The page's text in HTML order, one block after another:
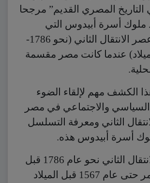
المصري القديم” مرجحا
ملوك أسرة أبيدوس التي
حكمت في عصر الانتقال الثاني (نحو 1786-
الميلاد) عندما كانت مصر مقسمة
الكشف مهم لإلقاء الضوء
السياسي والاجتماعي في مصر
الثاني ومعرفة التسلسل
أسرة أبيدوس هذه.
وبدأ عصر الانتقال الثاني نحو عام 1786 قبل
الميلاد واستمر حتى عام 1567 قبل الميلاد